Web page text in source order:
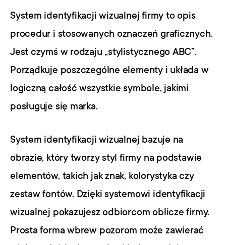
System identyfikacji wizualnej firmy to opis
procedur i stosowanych oznaczeń graficznych.
Jest czymś w rodzaju „stylistycznego ABC”.
Porządkuje poszczególne elementy i układa w
logiczną całość wszystkie symbole, jakimi
posługuje się marka.
System identyfikacji wizualnej bazuje na
obrazie, który tworzy styl firmy na podstawie
elementów, takich jak znak, kolorystyka czy
zestaw fontów. Dzięki systemowi identyfikacji
wizualnej pokazujesz odbiorcom oblicze firmy.
Prosta forma wbrew pozorom może zawierać